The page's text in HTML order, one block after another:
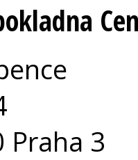
Praha 3